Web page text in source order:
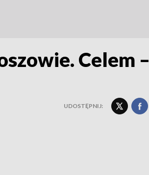
Celem –
UDOSTĘPNIJ: